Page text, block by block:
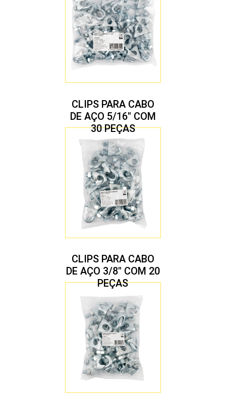
CLIPS PARA CABO
DE AÇO 5/16″ COM
30 PEÇAS
CLIPS PARA CABO
DE AÇO 3/8″ COM 20
PEÇAS